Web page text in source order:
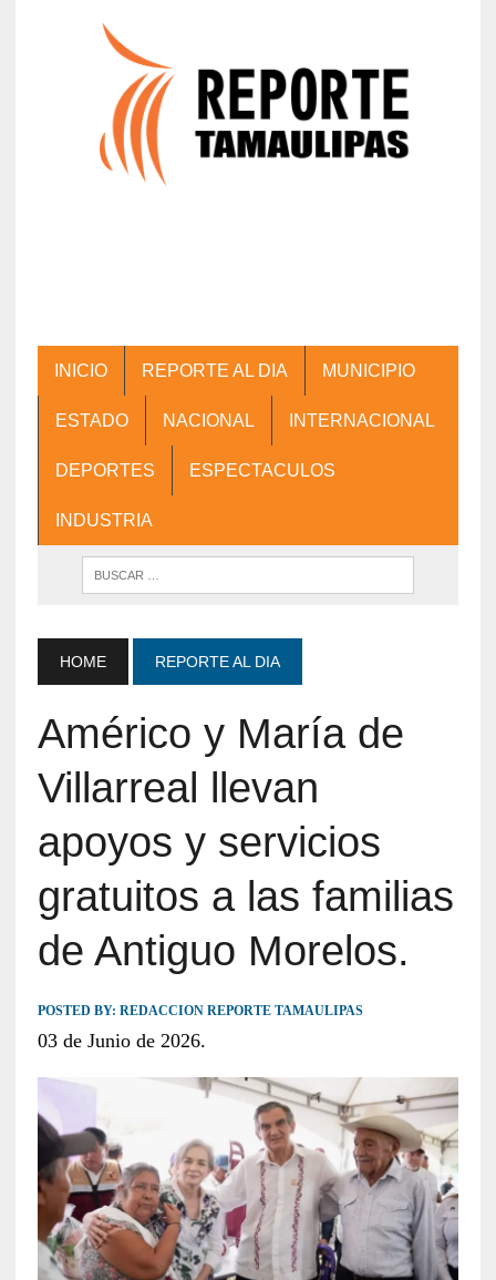
INICIO REPORTE AL DIA MUNICIPIO
ESTADO NACIONAL INTERNACIONAL
DEPORTES ESPECTACULOS
INDUSTRIA
HOME REPORTE AL DIA
Américo y María de
Villarreal llevan
apoyos y servicios
gratuitos a las familias
de Antiguo Morelos.
POSTED BY: REDACCION REPORTE TAMAULIPAS
03 de Junio de 2026.